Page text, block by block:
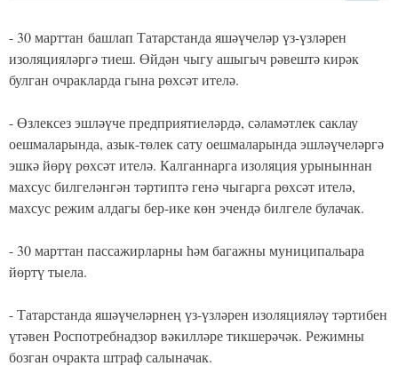
- 30 марттан башлап Татарстанда яшәүчеләр үз-үзләрен
изоляцияләргә тиеш. Өйдән чыгу ашыгыч рәвештә кирәк
булган очракларда гына рөхсәт ителә.
- Өзлексез эшләүче предприятиеләрдә, сәламәтлек саклау
оешмаларында, азык-төлек сату оешмаларында эшләүчеләргә
эшкә йөрү рөхсәт ителә. Калганнарга изоляция урыныннан
махсус билгеләнгән тәртиптә генә чыгарга рөхсәт ителә,
махсус режим алдагы бер-ике көн эчендә билгеле булачак. ⠀
- 30 марттан пассажирларны һәм багажны муниципальара
йөртү тыела.
- Татарстанда яшәүчеләрнең үз-үзләрен изоляцияләү тәртибен
үтәвен Роспотребнадзор вәкилләре тикшерәчәк. Режимны
бозган очракта штраф салыначак. ⠀⠀